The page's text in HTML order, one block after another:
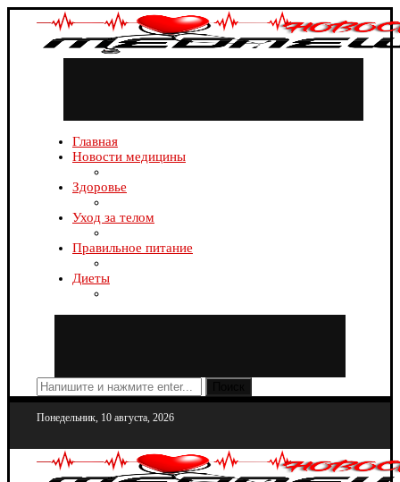
Главная
Новости медицины
Здоровье
Уход за телом
Правильное питание
Диеты
Понедельник, 10 августа, 2026